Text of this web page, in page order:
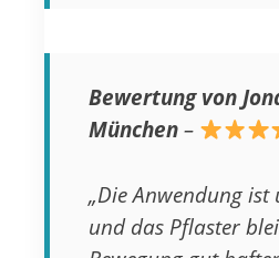
Bewertung von
München –
„Die Anwendung
und das Pflaster